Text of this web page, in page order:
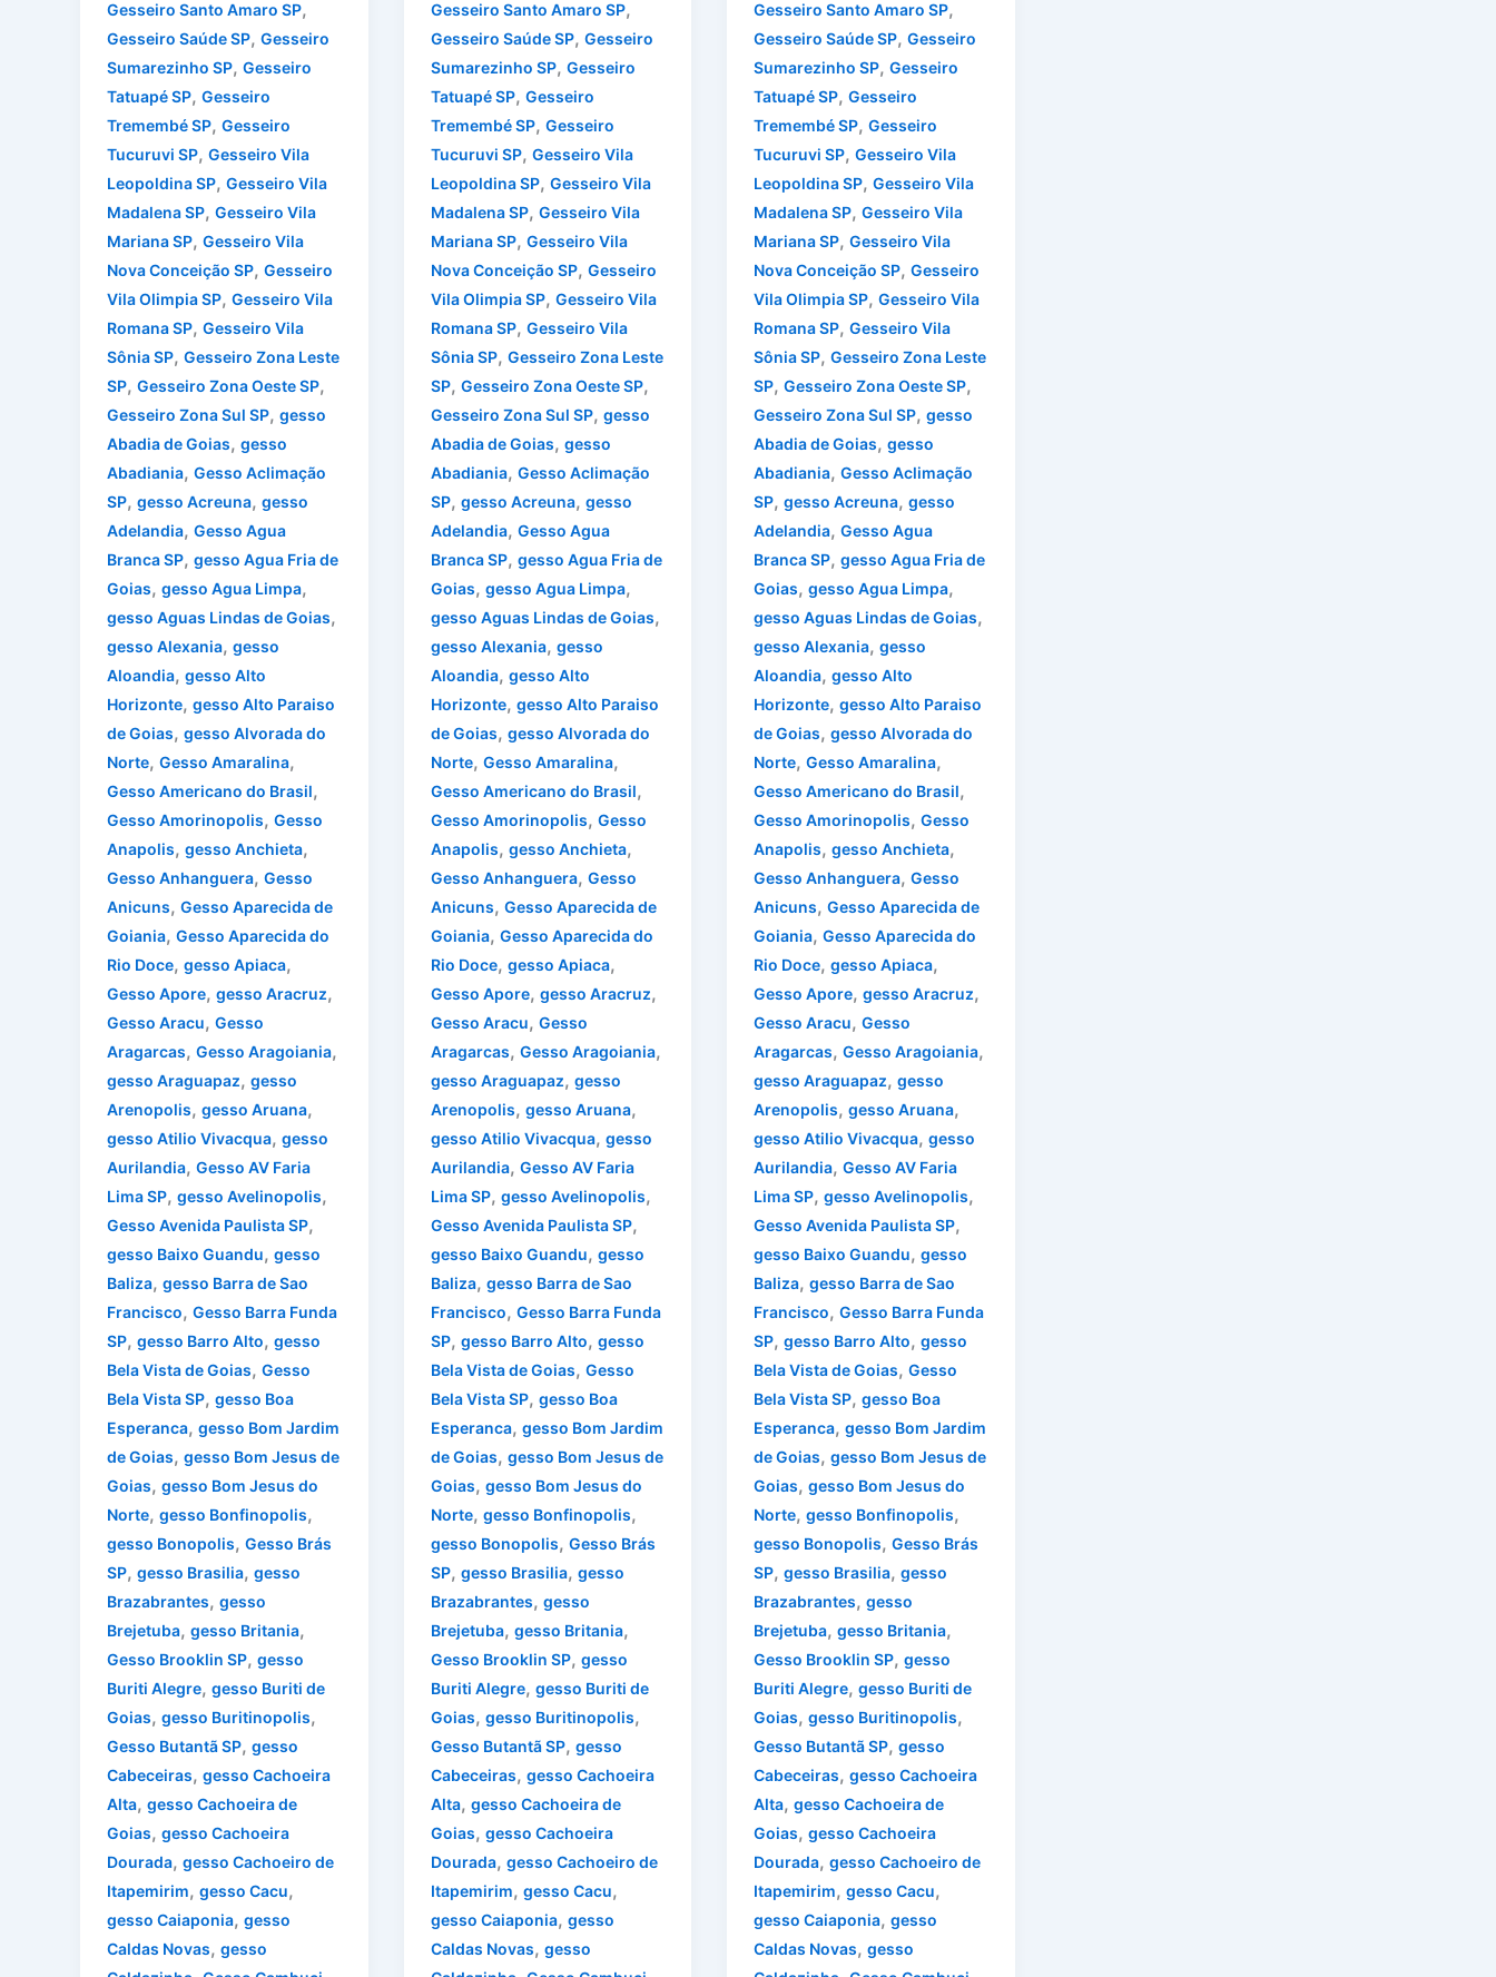
Gesseiro Santo Amaro SP,
Gesseiro Saúde SP, Gesseiro
Sumarezinho SP, Gesseiro
Tatuapé SP, Gesseiro
Tremembé SP, Gesseiro
Tucuruvi SP, Gesseiro Vila
Leopoldina SP, Gesseiro Vila
Madalena SP, Gesseiro Vila
Mariana SP, Gesseiro Vila
Nova Conceição SP, Gesseiro
Vila Olimpia SP, Gesseiro Vila
Romana SP, Gesseiro Vila
Sônia SP, Gesseiro Zona Leste
SP, Gesseiro Zona Oeste SP,
Gesseiro Zona Sul SP, gesso
Abadia de Goias, gesso
Abadiania, Gesso Aclimação
SP, gesso Acreuna, gesso
Adelandia, Gesso Agua
Branca SP, gesso Agua Fria de
Goias, gesso Agua Limpa,
gesso Aguas Lindas de Goias,
gesso Alexania, gesso
Aloandia, gesso Alto
Horizonte, gesso Alto Paraiso
de Goias, gesso Alvorada do
Norte, Gesso Amaralina,
Gesso Americano do Brasil,
Gesso Amorinopolis, Gesso
Anapolis, gesso Anchieta,
Gesso Anhanguera, Gesso
Anicuns, Gesso Aparecida de
Goiania, Gesso Aparecida do
Rio Doce, gesso Apiaca,
Gesso Apore, gesso Aracruz,
Gesso Aracu, Gesso
Aragarcas, Gesso Aragoiania,
gesso Araguapaz, gesso
Arenopolis, gesso Aruana,
gesso Atilio Vivacqua, gesso
Aurilandia, Gesso AV Faria
Lima SP, gesso Avelinopolis,
Gesso Avenida Paulista SP,
gesso Baixo Guandu, gesso
Baliza, gesso Barra de Sao
Francisco, Gesso Barra Funda
SP, gesso Barro Alto, gesso
Bela Vista de Goias, Gesso
Bela Vista SP, gesso Boa
Esperanca, gesso Bom Jardim
de Goias, gesso Bom Jesus de
Goias, gesso Bom Jesus do
Norte, gesso Bonfinopolis,
gesso Bonopolis, Gesso Brás
SP, gesso Brasilia, gesso
Brazabrantes, gesso
Brejetuba, gesso Britania,
Gesso Brooklin SP, gesso
Buriti Alegre, gesso Buriti de
Goias, gesso Buritinopolis,
Gesso Butantã SP, gesso
Cabeceiras, gesso Cachoeira
Alta, gesso Cachoeira de
Goias, gesso Cachoeira
Dourada, gesso Cachoeiro de
Itapemirim, gesso Cacu,
gesso Caiaponia, gesso
Caldas Novas, gesso
Gesseiro Santo Amaro SP,
Gesseiro Saúde SP, Gesseiro
Sumarezinho SP, Gesseiro
Tatuapé SP, Gesseiro
Tremembé SP, Gesseiro
Tucuruvi SP, Gesseiro Vila
Leopoldina SP, Gesseiro Vila
Madalena SP, Gesseiro Vila
Mariana SP, Gesseiro Vila
Nova Conceição SP, Gesseiro
Vila Olimpia SP, Gesseiro Vila
Romana SP, Gesseiro Vila
Sônia SP, Gesseiro Zona Leste
SP, Gesseiro Zona Oeste SP,
Gesseiro Zona Sul SP, gesso
Abadia de Goias, gesso
Abadiania, Gesso Aclimação
SP, gesso Acreuna, gesso
Adelandia, Gesso Agua
Branca SP, gesso Agua Fria de
Goias, gesso Agua Limpa,
gesso Aguas Lindas de Goias,
gesso Alexania, gesso
Aloandia, gesso Alto
Horizonte, gesso Alto Paraiso
de Goias, gesso Alvorada do
Norte, Gesso Amaralina,
Gesso Americano do Brasil,
Gesso Amorinopolis, Gesso
Anapolis, gesso Anchieta,
Gesso Anhanguera, Gesso
Anicuns, Gesso Aparecida de
Goiania, Gesso Aparecida do
Rio Doce, gesso Apiaca,
Gesso Apore, gesso Aracruz,
Gesso Aracu, Gesso
Aragarcas, Gesso Aragoiania,
gesso Araguapaz, gesso
Arenopolis, gesso Aruana,
gesso Atilio Vivacqua, gesso
Aurilandia, Gesso AV Faria
Lima SP, gesso Avelinopolis,
Gesso Avenida Paulista SP,
gesso Baixo Guandu, gesso
Baliza, gesso Barra de Sao
Francisco, Gesso Barra Funda
SP, gesso Barro Alto, gesso
Bela Vista de Goias, Gesso
Bela Vista SP, gesso Boa
Esperanca, gesso Bom Jardim
de Goias, gesso Bom Jesus de
Goias, gesso Bom Jesus do
Norte, gesso Bonfinopolis,
gesso Bonopolis, Gesso Brás
SP, gesso Brasilia, gesso
Brazabrantes, gesso
Brejetuba, gesso Britania,
Gesso Brooklin SP, gesso
Buriti Alegre, gesso Buriti de
Goias, gesso Buritinopolis,
Gesso Butantã SP, gesso
Cabeceiras, gesso Cachoeira
Alta, gesso Cachoeira de
Goias, gesso Cachoeira
Dourada, gesso Cachoeiro de
Itapemirim, gesso Cacu,
gesso Caiaponia, gesso
Caldas Novas, gesso
Gesseiro Santo Amaro SP,
Gesseiro Saúde SP,Gesseiro
Sumarezinho SP,Gesseiro
Tatuapé SP,Gesseiro
Tremembé SP,Gesseiro
Tucuruvi SP,Gesseiro Vila
Leopoldina SP,Gesseiro Vila
Madalena SP,Gesseiro Vila
Mariana SP,Gesseiro Vila
Nova Conceição SP,Gesseiro
Vila Olimpia SP,Gesseiro Vila
Romana SP,Gesseiro Vila
Sônia SP,Gesseiro Zona Leste
SP,Gesseiro Zona Oeste SP,
Gesseiro Zona Sul SP,gesso
Abadia de Goias,gesso
Abadiania,Gesso Aclimação
SP,gesso Acreuna,gesso
Adelandia,Gesso Agua
Branca SP,gesso Agua Fria de
Goias,gesso Agua Limpa,
gesso Aguas Lindas de Goias,
gesso Alexania,gesso
Aloandia,gesso Alto
Horizonte,gesso Alto Paraiso
de Goias,gesso Alvorada do
Norte,Gesso Amaralina,
Gesso Americano do Brasil,
Gesso Amorinopolis,Gesso
Anapolis,gesso Anchieta,
Gesso Anhanguera,Gesso
Anicuns,Gesso Aparecida de
Goiania,Gesso Aparecida do
Rio Doce,gesso Apiaca,
Gesso Apore,gesso Aracruz,
Gesso Aracu,Gesso
Aragarcas,Gesso Aragoiania,
gesso Araguapaz,gesso
Arenopolis,gesso Aruana,
gesso Atilio Vivacqua,gesso
Aurilandia,Gesso AV Faria
Lima SP,gesso Avelinopolis,
Gesso Avenida Paulista SP,
gesso Baixo Guandu,gesso
Baliza,gesso Barra de Sao
Francisco,Gesso Barra Funda
SP,gesso Barro Alto,gesso
Bela Vista de Goias,Gesso
Bela Vista SP,gesso Boa
Esperanca,gesso Bom Jardim
de Goias,gesso Bom Jesus de
Goias,gesso Bom Jesus do
Norte,gesso Bonfinopolis,
gesso Bonopolis,Gesso Brás
SP,gesso Brasilia,gesso
Brazabrantes,gesso
Brejetuba,gesso Britania,
Gesso Brooklin SP,gesso
Buriti Alegre,gesso Buriti de
Goias,gesso Buritinopolis,
Gesso Butantã SP,gesso
Cabeceiras,gesso Cachoeira
Alta,gesso Cachoeira de
Goias,gesso Cachoeira
Dourada,gesso Cachoeiro de
Itapemirim,gesso Cacu,
gesso Caiaponia,gesso
Caldas Novas,gesso